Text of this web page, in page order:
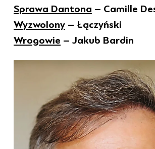
Sprawa Dantona – Camille
Wyzwolony – Łączyński
Wrogowie – Jakub Bardin